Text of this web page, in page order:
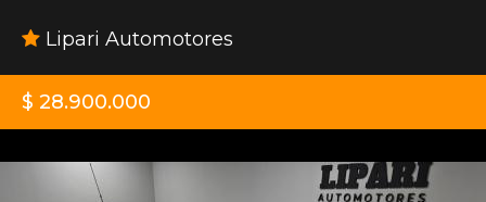
Lipari Automotores
$ 28.900.000